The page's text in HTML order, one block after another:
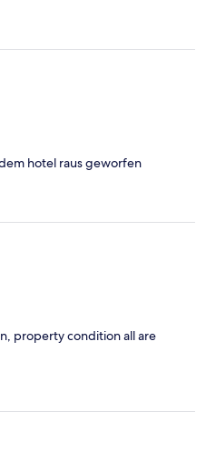
hotel raus geworfen
property condition all are